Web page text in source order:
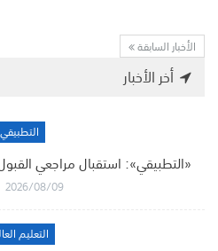
الأخبار السابقة
أخر الأخبار
التطبيقي
«التطبيقي»: استقبال مراجعي
2026/08/09
التعليم